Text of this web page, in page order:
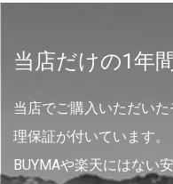
当店だけの1年
当店でご購入いただい
理保証が付いています。
BUYMAや楽天にはない